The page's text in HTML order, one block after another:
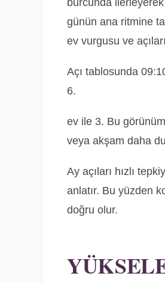
burcunda ilerleyerek
günün ana ritmine
ev vurgusu ve
Açı tablosunda
6.
ev ile 3. Bu
veya akşam daha
Ay açıları hızlı
anlatır. Bu yüzden
doğru olur.